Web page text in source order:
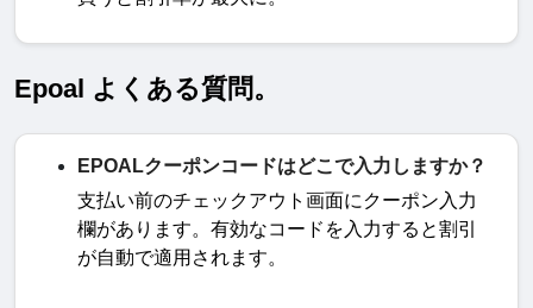
Epoal よくある質問。
EPOALクーポンコードはどこで入力しますか？
支払い前のチェックアウト画面にクーポン入力
欄があります。有効なコードを入力すると割引
が自動で適用されます。